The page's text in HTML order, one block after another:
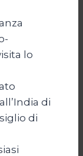
lo
di
di